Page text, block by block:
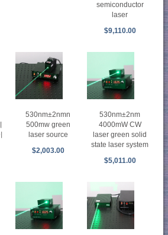
semiconductor
laser
$9,110.00
530nm±2nmn
500mw green
laser source
$2,003.00
530nm±2nm
4000mW CW
laser green solid
state laser system
$5,011.00